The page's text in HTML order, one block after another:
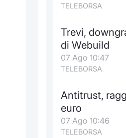
TELEBORSA
Trevi,
di Webuild
07 Ago 10:47
TELEBORSA
Antitrust,
euro
07 Ago 10:46
TELEBORSA